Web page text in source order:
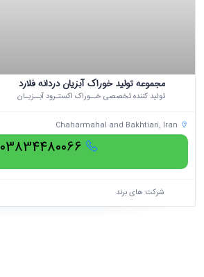
مجموعه تولید خوراک آبزیان دردانه فلارد
توليد کننده تخصصی خــوراک اکستـرود آبــزيـان
Chaharmahal and Bakhtiari, Iran
03834480066
شرکت های برند